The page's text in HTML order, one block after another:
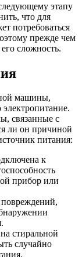
этапу
что для
потребоваться
прежде чем
сложность.
машины,
связанные с
ли он причиной
питания:
к
прибор или
стиральной
случайно